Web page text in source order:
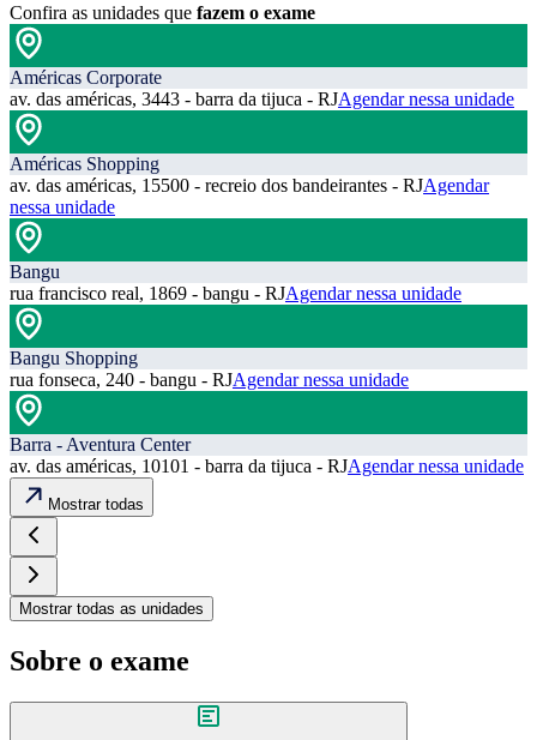
Confira as unidades que fazem o exame
Américas Corporate
av. das américas, 3443 - barra da tijuca - RJAgendar nessa unidade
Américas Shopping
av. das américas, 15500 - recreio dos bandeirantes - RJAgendar
nessa unidade
Bangu
rua francisco real, 1869 - bangu - RJAgendar nessa unidade
Bangu Shopping
rua fonseca, 240 - bangu - RJAgendar nessa unidade
Barra - Aventura Center
av. das américas, 10101 - barra da tijuca - RJAgendar nessa unidade
Mostrar todas
Mostrar todas as unidades
Sobre o exame